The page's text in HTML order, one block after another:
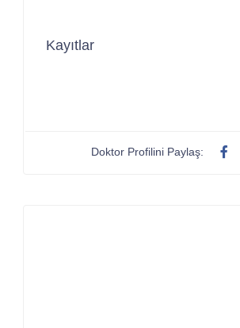
Kayıtlar
Doktor Profilini Paylaş: